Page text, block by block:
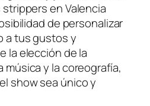
en Valencia
de personalizar
​a tus gustos y
la elección de la
y la coreografía,
show sea único y